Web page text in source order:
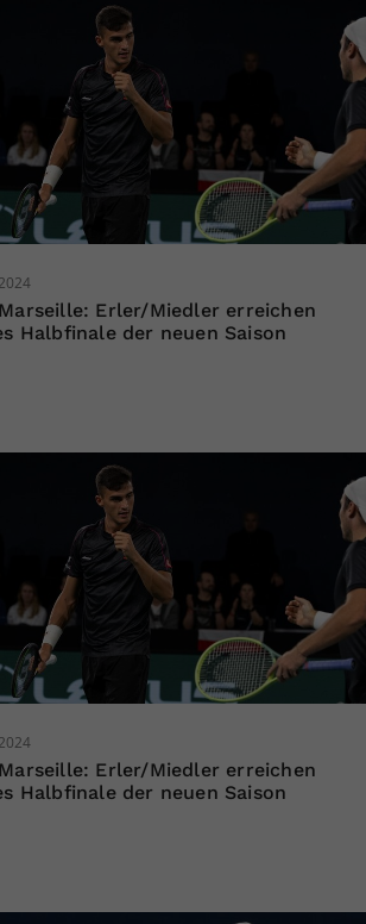
Erler/Miedler erreichen
Halbfinale der neuen Saison
Erler/Miedler erreichen
Halbfinale der neuen Saison